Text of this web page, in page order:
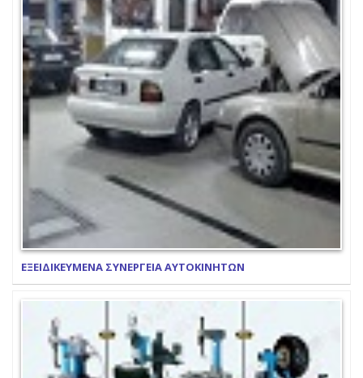
ΕΞΕΙΔΙΚΕΥΜΕΝΑ ΣΥΝΕΡΓΕΙΑ ΑΥΤΟΚΙΝΗΤΩΝ